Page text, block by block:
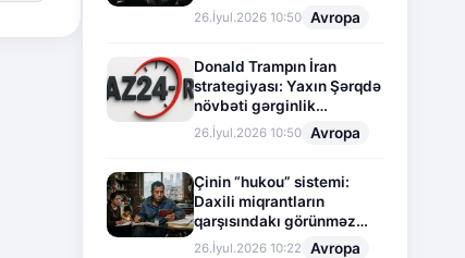
26.İyul.2026 10:50 Avropa
Donald Trampın İran
strategiyası: Yaxın Şərqdə
növbəti gərginlik
mərhələsi
26.İyul.2026 10:50 Avropa
Çinin “hukou” sistemi:
Daxili miqrantların
qarşısındakı görünməz
sədd
26.İyul.2026 10:22 Avropa